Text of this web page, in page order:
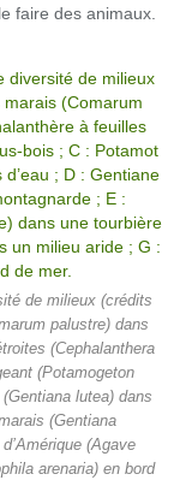
faire des animaux.
de milieux (crédits
palustre) dans
(Cephalanthera
(Potamogeton
lutea) dans
(Gentiana
(Agave
arenaria) en bord